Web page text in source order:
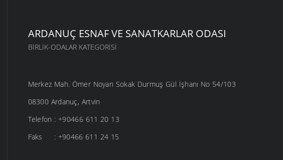
ARDANUÇ ESNAF VE SANATKARLAR ODASI
BIRLIK-ODALAR KATEGORISI
Merkez Mah. Ömer Noyan Sokak Durmuş Gül İşhanı No 54/103
08300 Ardanuç, Artvin
Telefon : +90466 611 20 13
Faks : +90466 611 24 15